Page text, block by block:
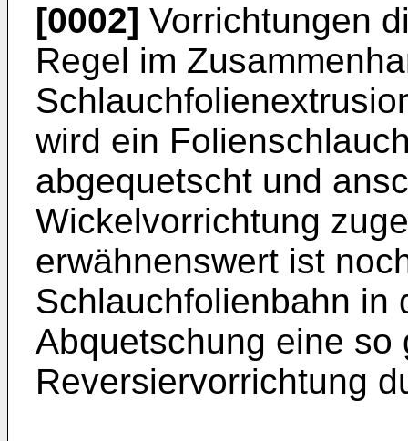
[0002] Vorrichtungen
Regel im
wird ein
abgequetscht und
Wickelvorrichtung
erwähnenswert ist
Schlauchfolienbahn in
Abquetschung eine so
Reversiervorrichtung